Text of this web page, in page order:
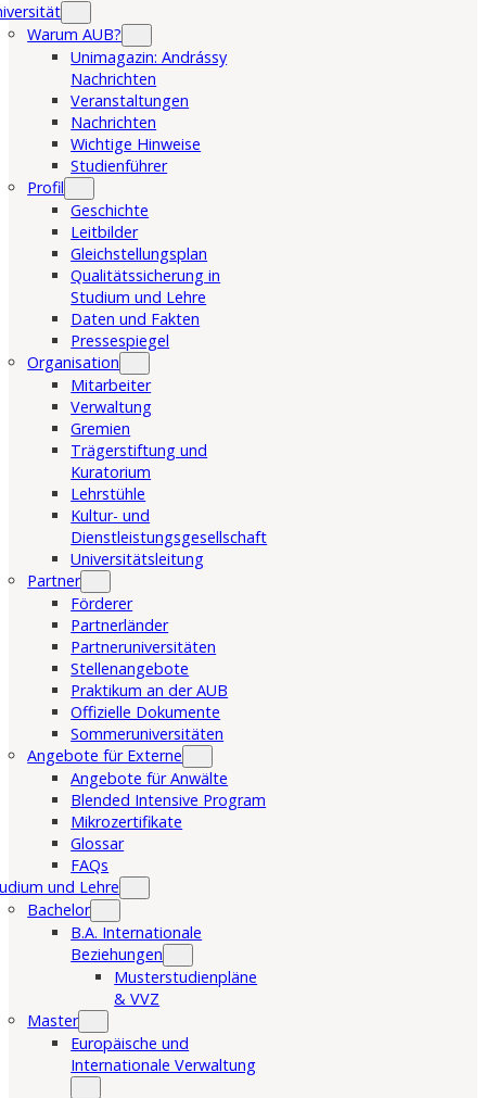
Warum AUB?
Unimagazin: Andrássy
Nachrichten
Veranstaltungen
Nachrichten
Wichtige Hinweise
Studienführer
Profil
Geschichte
Leitbilder
Gleichstellungsplan
Qualitätssicherung in
Studium und Lehre
Daten und Fakten
Pressespiegel
Organisation
Mitarbeiter
Verwaltung
Gremien
Trägerstiftung und
Kuratorium
Lehrstühle
Kultur- und
Dienstleistungsgesellschaft
Universitätsleitung
Partner
Förderer
Partnerländer
Partneruniversitäten
Stellenangebote
Praktikum an der AUB
Offizielle Dokumente
Sommeruniversitäten
Angebote für Externe
Angebote für Anwälte
Blended Intensive Program
Mikrozertifikate
Glossar
FAQs
und Lehre
Bachelor
B.A. Internationale
Beziehungen
Musterstudienpläne
& VVZ
Master
Europäische und
Internationale Verwaltung